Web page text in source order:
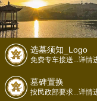
选墓须知_Logo
免费专车接送...详情
墓碑置换
按民政部要求...详情